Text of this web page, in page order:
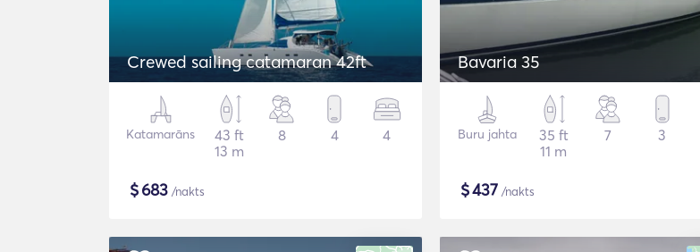
Crewed sailing catamaran 42ft
Katamarāns
43 ft
13 m
8 4 4
$683 /nakts
Bavaria 35
Buru jahta
35 ft
11 m
7 3
$437 /nakts